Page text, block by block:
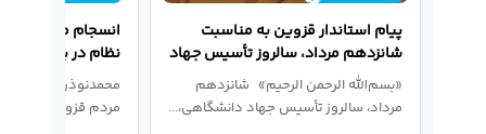
پیام استاندار قزوین به مناسبت
شانزدهم مرداد، سالروز تأسیس جهاد
دانشگاهی
«بسم‌الله الرحمن الرحیم» شانزدهم
مرداد، سالروز تأسیس جهاد دانشگاهی،...
انسجام ملی و حضور
نظام در
محمدنوذری
مردم قزوین در